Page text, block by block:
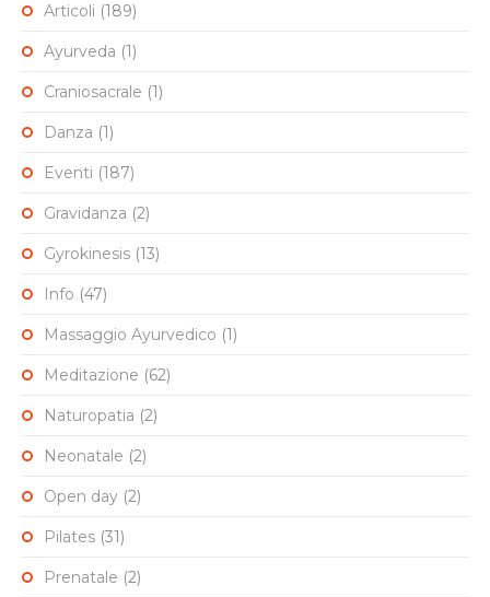
Articoli (189)
Ayurveda (1)
Craniosacrale (1)
Danza (1)
Eventi (187)
Gravidanza (2)
Gyrokinesis (13)
Info (47)
Massaggio Ayurvedico (1)
Meditazione (62)
Naturopatia (2)
Neonatale (2)
Open day (2)
Pilates (31)
Prenatale (2)